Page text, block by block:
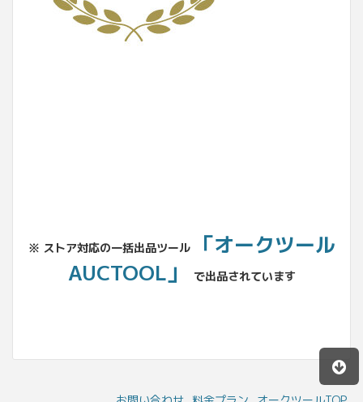
※ ストア対応の一括出品ツール
「オークツール
AUCTOOL」
で出品されています